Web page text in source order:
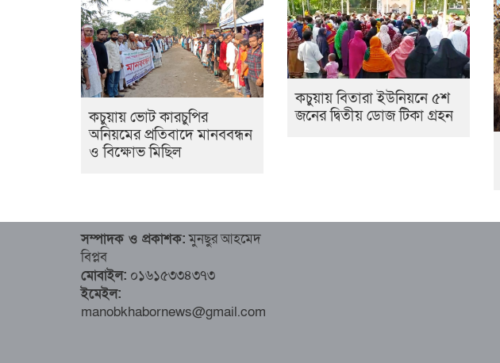
কচুয়ায় ভোট কারচুপির
অনিয়মের প্রতিবাদে মানববন্ধন
ও বিক্ষোভ মিছিল
কচুয়ায় বিতারা ইউনিয়নে ৫শ
জনের দ্বিতীয় ডোজ টিকা গ্রহন
সম্পাদক ও প্রকাশক:মুনছুর আহমেদ
বিপ্লব
মোবাইল: ০১৬১৫৩৩৪৩৭৩
ইমেইল:
manobkhabornews@gmail.com